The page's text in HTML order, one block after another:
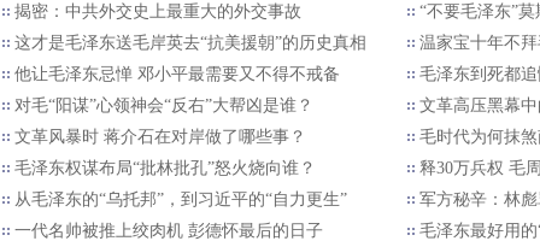
揭密：中共外交史上最重大的外交事故
“不要毛泽东”
这才是毛泽东送毛岸英去“抗美援朝”的历史真相
温家宝十年不
他让毛泽东忌惮 邓小平最需要又不得不戒备
毛泽东到死都
对毛“阳谋”心领神会“反右”大帮凶是谁？
文革高压黑幕
文革风暴时 蒋介石在对岸做了哪些事？
毛时代为何抹
毛泽东权谋布局“批林批孔”怒火烧向谁？
释30万兵权 毛
从毛泽东的“乌托邦”，到习近平的“自力更生”
军方秘辛：林
一代名帅被推上绞肉机 彭德怀最后的日子
毛泽东最好用